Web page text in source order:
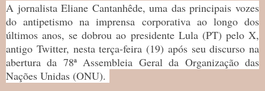
A jornalista Eliane Cantanhêde, uma das principais vozes
do antipetismo na imprensa corporativa ao longo dos
últimos anos, se dobrou ao presidente Lula (PT) pelo X,
antigo Twitter, nesta terça-feira (19) após seu discurso na
abertura da 78ª Assembleia Geral da Organização das
Nações Unidas (ONU).